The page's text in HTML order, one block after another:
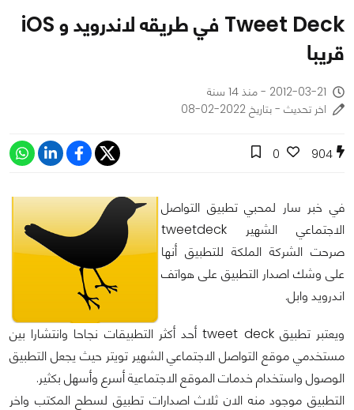
Tweet Deck في طريقه لاندرويد و iOS
قريبا
2012-03-21 - منذ 14 سنة
اخر تحديث - بتاريخ 2022-02-08
904
0
في خبر سار لمحبي تطبيق التواصل
الاجتماعي الشهير tweetdeck
صرحت الشركة الملكة للتطبيق أنها
على وشك اصدار التطبيق على هواتف
اندرويد وابل.
ويعتبر تطبيق tweet deck أحد أكثر التطبيقات نجاحا وانتشارا بين
مستخدمي موقع التواصل الاجتماعي الشهير تويتر حيث يجعل التطبيق
الوصول واستخدام خدمات الموقع الاجتماعية أسرع وأسهل بكثير.
التطبيق موجود منه الان ثلاث اصدارات تطبيق لسطح المكتب واخر